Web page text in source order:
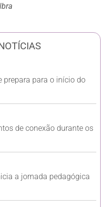
prepara para o início do
de conexão durante os
a jornada pedagógica